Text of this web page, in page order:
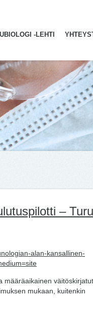
-LEHTI
–
alan-kansallinen-
määräaikainen
mukaan, kuitenkin